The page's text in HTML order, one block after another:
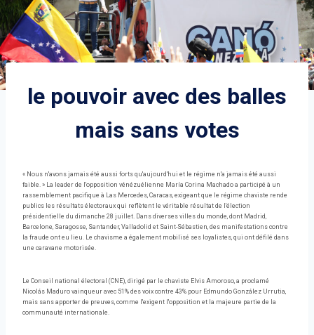
le pouvoir avec des balles
mais sans votes
« Nous n'avons jamais été aussi forts qu'aujourd'hui et le régime n'a jamais été aussi
faible. » La leader de l'opposition vénézuélienne María Corina Machado a participé à un
rassemblement pacifique à Las Mercedes, Caracas, exigeant que le régime chaviste rende
publics les résultats électoraux qui reflètent le véritable résultat de l'élection
présidentielle du dimanche 28 juillet. Dans diverses villes du monde, dont Madrid,
Barcelone, Saragosse, Santander, Valladolid et Saint-Sébastien, des manifestations contre
la fraude ont eu lieu. Le chavisme a également mobilisé ses loyalistes, qui ont défilé dans
une caravane motorisée.
Le Conseil national électoral (CNE), dirigé par le chaviste Elvis Amoroso, a proclamé
Nicolás Maduro vainqueur avec 51% des voix contre 43% pour Edmundo González Urrutia,
mais sans apporter de preuves, comme l'exigent l'opposition et la majeure partie de la
communauté internationale.